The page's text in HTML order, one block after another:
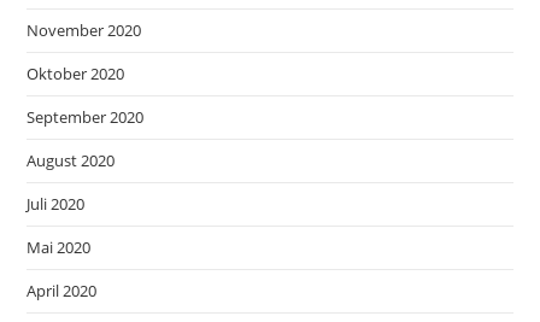
November 2020
Oktober 2020
September 2020
August 2020
Juli 2020
Mai 2020
April 2020